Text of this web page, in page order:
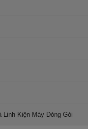
Kiện Máy Đóng Gói